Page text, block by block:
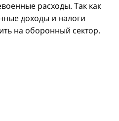
расходы. Так как
доходы и налоги
на оборонный сектор.